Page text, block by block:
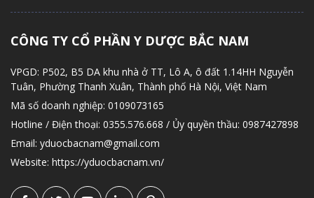
CÔNG TY CỔ PHẦN Y DƯỢC BẮC NAM
VPGD: P502, B5 DA khu nhà ở TT, Lô A, ô đất 1.14HH Nguyễn
Tuân, Phường Thanh Xuân, Thành phố Hà Nội, Việt Nam
Mã số doanh nghiệp: 0109073165
Hotline / Điện thoại: 0355.576.668 / Ủy quyền thầu: 0987427898
Email: yduocbacnam@gmail.com
Website: https://yduocbacnam.vn/